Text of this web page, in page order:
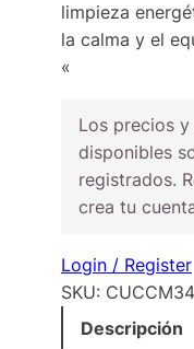
limpieza
la calma y el
«
Los precios
disponibles
registrados.
crea tu
Login / Register
SKU:
Descripción